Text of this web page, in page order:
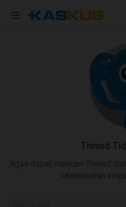
Thread
Agan dapat mencari Thread
Menemukan